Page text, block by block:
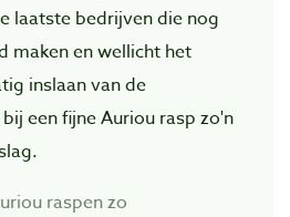
laatste bedrijven die nog
maken en wellicht het
inslaan van de
een fijne Auriou rasp zo'n
raspen zo